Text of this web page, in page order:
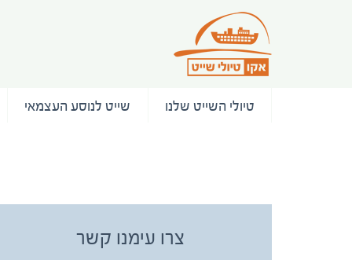
טיולי השייט שלנו שייט לנוסע העצמאי
צרו עימנו קשר